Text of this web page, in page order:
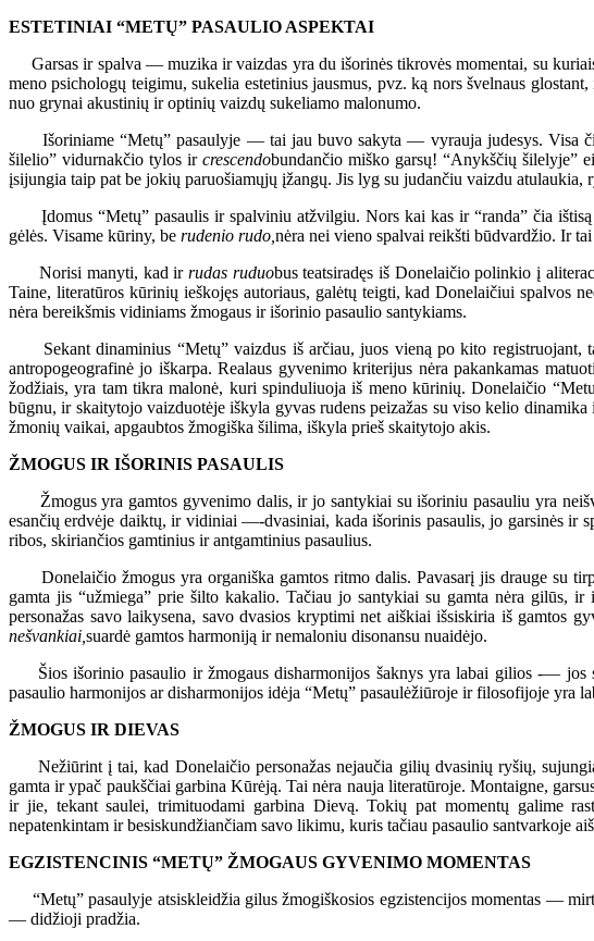
ESTETINIAI “METŲ” PASAULIO ASPEKTAI
Garsas ir spalva — muzika ir vaizdas yra du išorinės tikrovės momentai, su
meno psichologų teigimu, sukelia estetinius jausmus, pvz. ką nors švelnaus
nuo grynai akustinių ir optinių vaizdų sukeliamo malonumo.
Išoriniame “Metų” pasaulyje — tai jau buvo sakyta — vyrauja judesys. Visa
šilelio” vidurnakčio tylos ir crescendobundančio miško garsų! “Anykščių šilelyje”
įsijungia taip pat be jokių paruošiamųjų įžangų. Jis lyg su judančiu vaizdu atulaukia,
Įdomus “Metų” pasaulis ir spalviniu atžvilgiu. Nors kai kas ir “randa” čia ištisą
gėlės. Visame kūriny, be rudenio rudo, nėra nei vieno spalvai reikšti būdvardžio. Ir
Norisi manyti, kad ir rudas ruduobus teatsiradęs iš Donelaičio polinkio į
Taine, literatūros kūrinių ieškojęs autoriaus, galėtų teigti, kad Donelaičiui spalvos
nėra bereikšmis vidiniams žmogaus ir išorinio pasaulio santykiams.
Sekant dinaminius “Metų” vaizdus iš arčiau, juos vieną po kito registruojant,
antropogeografinė jo iškarpa. Realaus gyvenimo kriterijus nėra pakankamas
žodžiais, yra tam tikra malonė, kuri spinduliuoja iš meno kūrinių. Donelaičio
būgnu, ir skaitytojo vaizduotėje iškyla gyvas rudens peizažas su viso kelio
žmonių vaikai, apgaubtos žmogiška šilima, iškyla prieš skaitytojo akis.
ŽMOGUS IR IŠORINIS PASAULIS
Žmogus yra gamtos gyvenimo dalis, ir jo santykiai su išoriniu pasauliu yra
esančių erdvėje daiktų, ir vidiniai —-dvasiniai, kada išorinis pasaulis, jo garsinės ir
ribos, skiriančios gamtinius ir antgamtinius pasaulius.
Donelaičio žmogus yra organiška gamtos ritmo dalis. Pavasarį jis drauge su
gamta jis “užmiega” prie šilto kakalio. Tačiau jo santykiai su gamta nėra gilūs,
personažas savo laikysena, savo dvasios kryptimi net aiškiai išsiskiria iš gamtos
nešvankiai, suardė gamtos harmoniją ir nemaloniu disonansu nuaidėjo.
Šios išorinio pasaulio ir žmogaus disharmonijos šaknys yra labai gilios -— jos
pasaulio harmonijos ar disharmonijos idėja “Metų” pasaulėžiūroje ir filosofijoje yra
ŽMOGUS IR DIEVAS
Nežiūrint į tai, kad Donelaičio personažas nejaučia gilių dvasinių ryšių,
gamta ir ypač paukščiai garbina Kūrėją. Tai nėra nauja literatūroje. Montaigne,
ir jie, tekant saulei, trimituodami garbina Dievą. Tokių pat momentų galime
nepatenkintam ir besiskundžiančiam savo likimu, kuris tačiau pasaulio santvarkoje
EGZISTENCINIS “METŲ” ŽMOGAUS GYVENIMO MOMENTAS
“Metų” pasaulyje atsiskleidžia gilus žmogiškosios egzistencijos momentas —
— didžioji pradžia.